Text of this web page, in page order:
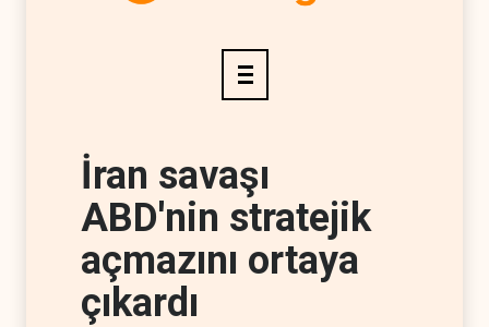
İran savaşı
ABD'nin stratejik
açmazını ortaya
çıkardı